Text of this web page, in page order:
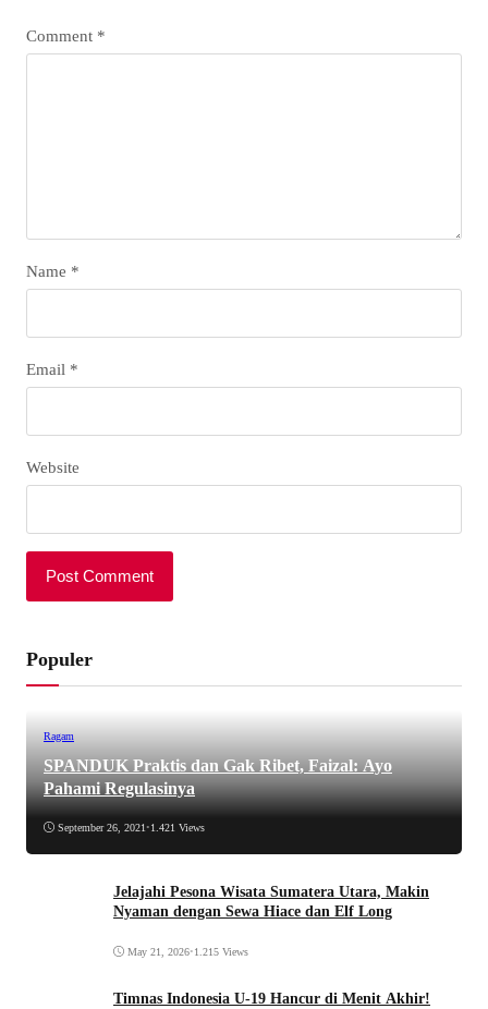
Comment *
Name *
Email *
Website
Populer
Ragam
SPANDUK Praktis dan Gak Ribet, Faizal: Ayo
Pahami Regulasinya
September 26, 2021 •1.421 Views
Jelajahi Pesona Wisata Sumatera Utara, Makin
Nyaman dengan Sewa Hiace dan Elf Long
May 21, 2026•1.215 Views
Timnas Indonesia U-19 Hancur di Menit Akhir!